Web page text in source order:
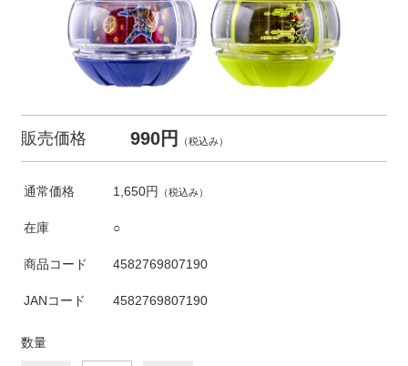
販売価格 990円 （税込み）
通常価格 1,650円 （税込み）
在庫 ○
商品コード 4582769807190
JANコード 4582769807190
数量